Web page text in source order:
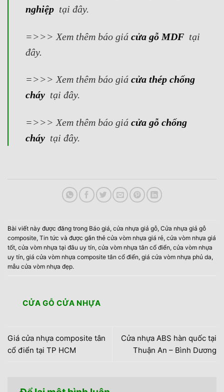
nghiệptại đây.
=>>> Xem thêm báo giá cửa gỗ MDF tại
đây.
=>>> Xem thêm báo giá cửa thép chống
cháytại đây.
=>>> Xem thêm báo giá cửa gỗ chống
cháytại đây.
Bài viết này được đăng trong Báo giá, cửa nhựa giả gỗ, Cửa nhựa giả gỗ
composite, Tin tức và được gắn thẻ cửa vòm nhựa giá rẻ, cửa vòm nhựa giá
tốt, cửa vòm nhựa tại đâu uy tín, cửa vòm nhựa tân cổ điển, cửa vòm nhựa
uy tín, giá cửa vòm nhựa composite tân cổ điển, giá cửa vòm nhựa phủ da,
mẫu cửa vòm nhựa đẹp.
CỬA GỖ CỬA NHỰA
Giá cửa nhựa composite tân
cổ điển tại TP HCM
Cửa nhựa ABS hàn quốc tại
Thuận An – Bình Dương